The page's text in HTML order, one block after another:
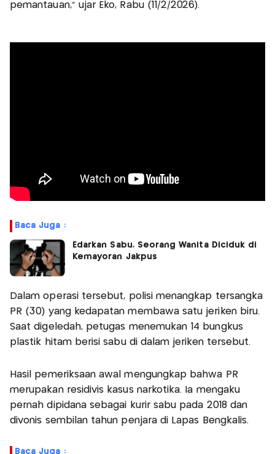
pemantauan,” ujar Eko, Rabu (11/2/2026).
Baca Juga :
Edarkan Sabu, Seorang Wanita Diciduk di
Kemayoran Jakpus
Dalam operasi tersebut, polisi menangkap tersangka
PR (30) yang kedapatan membawa satu jeriken biru.
Saat digeledah, petugas menemukan 14 bungkus
plastik hitam berisi sabu di dalam jeriken tersebut.
Hasil pemeriksaan awal mengungkap bahwa PR
merupakan residivis kasus narkotika. Ia mengaku
pernah dipidana sebagai kurir sabu pada 2018 dan
divonis sembilan tahun penjara di Lapas Bengkalis.
Baca Juga :